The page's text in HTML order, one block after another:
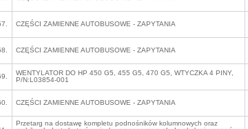
CZĘŚCI ZAMIENNE AUTOBUSOWE - ZAPYTANIA
CZĘŚCI ZAMIENNE AUTOBUSOWE - ZAPYTANIA
WENTYLATOR DO HP 450 G5, 455 G5, 470 G5, WTYCZKA 4 PINY,
P/N:L03854-001
CZĘŚCI ZAMIENNE AUTOBUSOWE - ZAPYTANIA
Przetarg na dostawę kompletu podnośników kolumnowych oraz